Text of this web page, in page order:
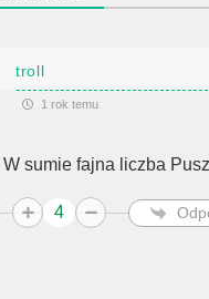
troll
1 rok temu
W sumie fajna liczba
4